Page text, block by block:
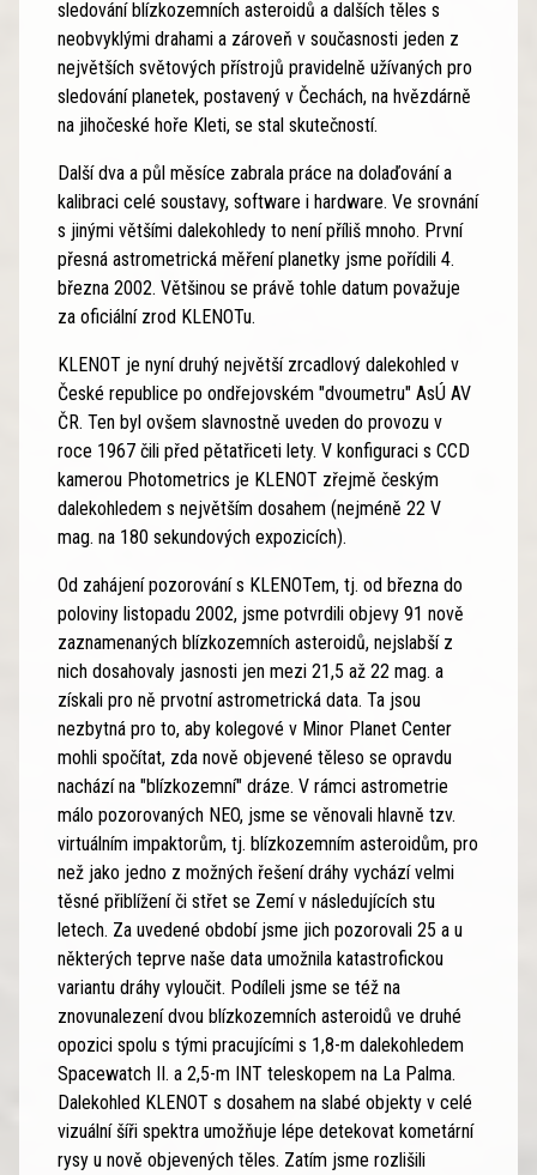
sledování blízkozemních asteroidů a dalších těles s
neobvyklými drahami a zároveň v současnosti jeden z
největších světových přístrojů pravidelně užívaných pro
sledování planetek, postavený v Čechách, na hvězdárně
na jihočeské hoře Kleti, se stal skutečností.
Další dva a půl měsíce zabrala práce na dolaďování a
kalibraci celé soustavy, software i hardware. Ve srovnání
s jinými většími dalekohledy to není příliš mnoho. První
přesná astrometrická měření planetky jsme pořídili 4.
března 2002. Většinou se právě tohle datum považuje
za oficiální zrod KLENOTu.
KLENOT je nyní druhý největší zrcadlový dalekohled v
České republice po ondřejovském "dvoumetru" AsÚ AV
ČR. Ten byl ovšem slavnostně uveden do provozu v
roce 1967 čili před pětatřiceti lety. V konfiguraci s CCD
kamerou Photometrics je KLENOT zřejmě českým
dalekohledem s největším dosahem (nejméně 22 V
mag. na 180 sekundových expozicích).
Od zahájení pozorování s KLENOTem, tj. od března do
poloviny listopadu 2002, jsme potvrdili objevy 91 nově
zaznamenaných blízkozemních asteroidů, nejslabší z
nich dosahovaly jasnosti jen mezi 21,5 až 22 mag. a
získali pro ně prvotní astrometrická data. Ta jsou
nezbytná pro to, aby kolegové v Minor Planet Center
mohli spočítat, zda nově objevené těleso se opravdu
nachází na "blízkozemní" dráze. V rámci astrometrie
málo pozorovaných NEO, jsme se věnovali hlavně tzv.
virtuálním impaktorům, tj. blízkozemním asteroidům, pro
než jako jedno z možných řešení dráhy vychází velmi
těsné přiblížení či střet se Zemí v následujících stu
letech. Za uvedené období jsme jich pozorovali 25 a u
některých teprve naše data umožnila katastrofickou
variantu dráhy vyloučit. Podíleli jsme se též na
znovunalezení dvou blízkozemních asteroidů ve druhé
opozici spolu s tými pracujícími s 1,8-m dalekohledem
Spacewatch II. a 2,5-m INT teleskopem na La Palma.
Dalekohled KLENOT s dosahem na slabé objekty v celé
vizuální šíři spektra umožňuje lépe detekovat kometární
rysy u nově objevených těles. Zatím jsme rozlišili